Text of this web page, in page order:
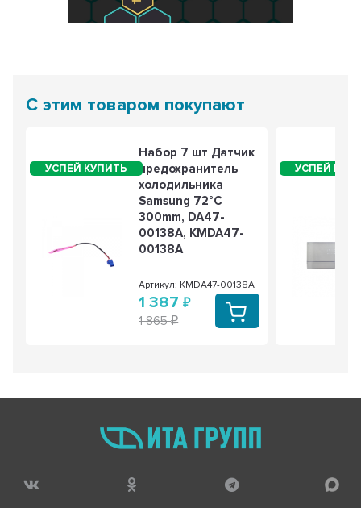
С этим товаром покупают
Набор 7 шт Датчик
предохранитель
холодильника
Samsung 72°C
300mm, DA47-
00138A, KMDA47-
00138A
Артикул: KMDA47-00138A
1 387
1 865